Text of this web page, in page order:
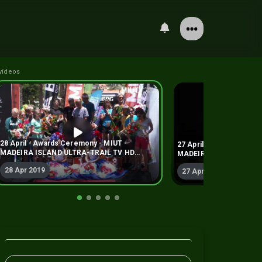
28 April - Awards Ceremony - MIUT -
MADEIRA ISLAND ULTRA-TRAIL TV HD
(2019)
28 Apr 2019
27 April Portela -
MADEIRA ISLAND
(2019)
27 Apr 2019